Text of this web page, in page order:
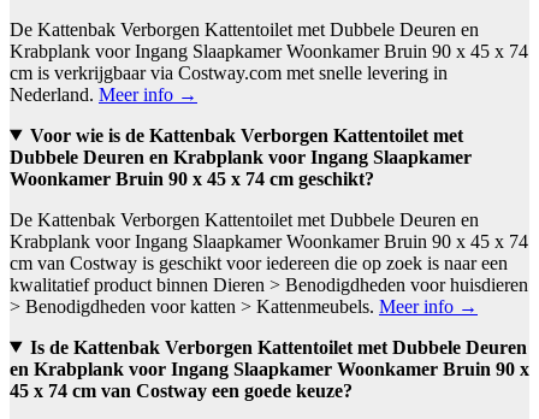
De Kattenbak Verborgen Kattentoilet met Dubbele Deuren en
Krabplank voor Ingang Slaapkamer Woonkamer Bruin 90 x 45 x 74
cm is verkrijgbaar via Costway.com met snelle levering in
Nederland. Meer info →
Voor wie is de Kattenbak Verborgen Kattentoilet met
Dubbele Deuren en Krabplank voor Ingang Slaapkamer
Woonkamer Bruin 90 x 45 x 74 cm geschikt?
De Kattenbak Verborgen Kattentoilet met Dubbele Deuren en
Krabplank voor Ingang Slaapkamer Woonkamer Bruin 90 x 45 x 74
cm van Costway is geschikt voor iedereen die op zoek is naar een
kwalitatief product binnen Dieren > Benodigdheden voor huisdieren
> Benodigdheden voor katten > Kattenmeubels. Meer info →
Is de Kattenbak Verborgen Kattentoilet met Dubbele Deuren
en Krabplank voor Ingang Slaapkamer Woonkamer Bruin 90 x
45 x 74 cm van Costway een goede keuze?